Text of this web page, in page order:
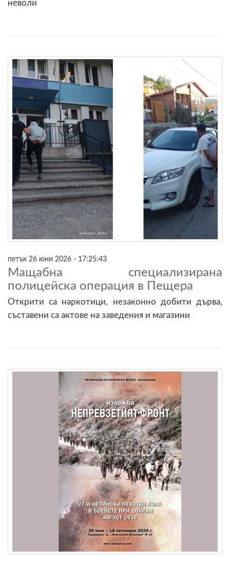
неволи
петък 26 юни 2026 - 17:25:43
Мащабна специализирана
полицейска операция в Пещера
Открити са наркотици, незаконно добити дърва,
съставени са актове на заведения и магазини